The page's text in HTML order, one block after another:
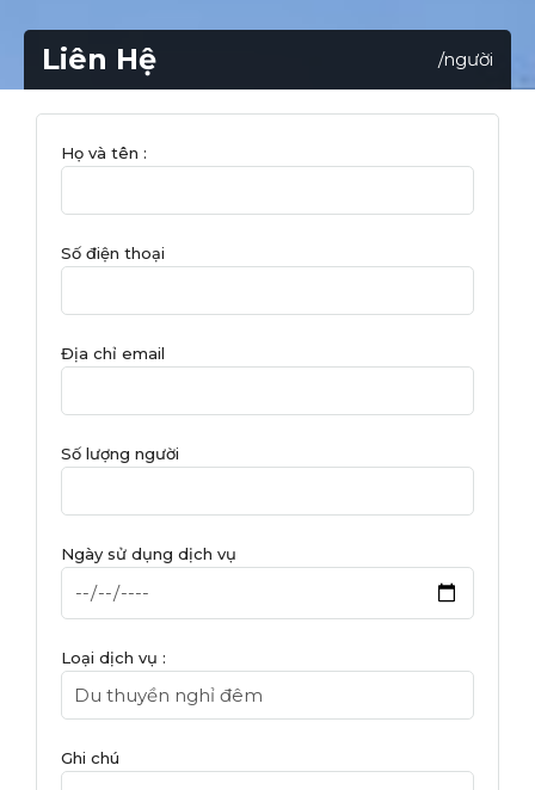
Liên Hệ /người
Họ và tên :
Số điện thoại
Địa chỉ email
Số lượng người
Ngày sử dụng dịch vụ
Loại dịch vụ :
Ghi chú